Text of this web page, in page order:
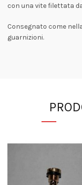
con una vite filettata
Consegnato come
guarnizioni.